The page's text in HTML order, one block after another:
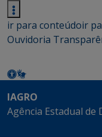
ir para conteúdoir
Ouvidoria
IAGRO
Agência Estadual de